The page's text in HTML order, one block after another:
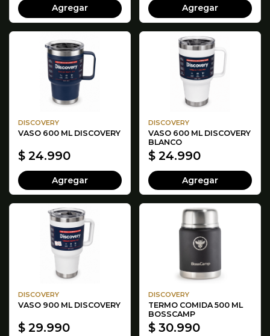
Agregar Agregar
DISCOVERY
VASO 600 ML DISCOVERY
$ 24.990
Agregar
DISCOVERY
VASO 600 ML DISCOVERY
BLANCO
$ 24.990
Agregar
DISCOVERY
VASO 900 ML DISCOVERY
$ 29.990
DISCOVERY
TERMO COMIDA 500 ML
BOSSCAMP
$ 30.990